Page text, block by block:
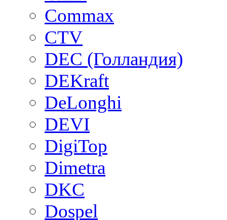
Commax
CTV
DEC (Голландия)
DEKraft
DeLonghi
DEVI
DigiTop
Dimetra
DKC
Dospel